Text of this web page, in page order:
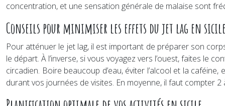
concentration, et une sensation générale de malaise sont
Conseils pour minimiser les effets du jet lag en
Pour atténuer le jet lag, il est important de préparer son
le départ. À l’inverse, si vous voyagez vers l’ouest, faites le
circadien. Boire beaucoup d’eau, éviter l’alcool et la
durant vos journées de visites. En moyenne, il faut compter